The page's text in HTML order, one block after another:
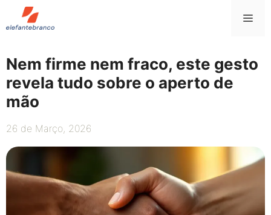
Saltar
para
Nem firme nem fraco, este gesto
revela tudo sobre o aperto de
mão
26 de Março, 2026